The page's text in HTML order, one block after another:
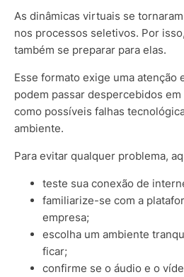
As dinâmicas virtuais se
nos processos seletivos. Por
também se preparar para elas.
Esse formato exige uma atenção
podem passar despercebidos
como possíveis falhas
ambiente.
Para evitar qualquer problema,
teste sua conexão de
familiarize-se com a
empresa;
escolha um ambiente
ficar;
confirme se o áudio e o